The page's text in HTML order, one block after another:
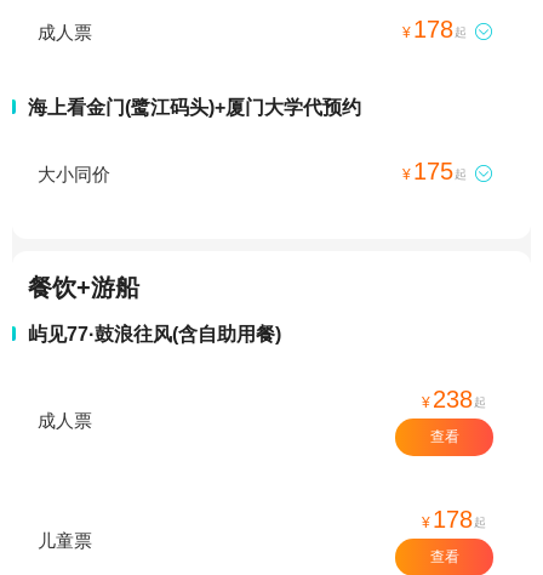
成人票 ¥ 178起 
海上看金门(鹭江码头)+厦门大学代预约
大小同价 ¥ 175起 
餐饮+游船
屿见77·鼓浪往风(含自助用餐)
成人票
¥ 238起
查看
儿童票
¥ 178起
查看